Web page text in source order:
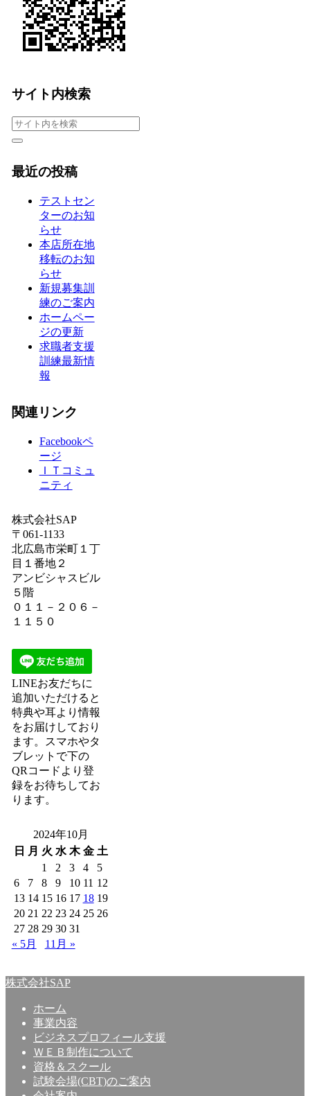
サイト内検索
最近の投稿
テストセン
ターのお知
らせ
本店所在地
移転のお知
らせ
新規募集訓
練のご案内
ホームペー
ジの更新
求職者支援
訓練最新情
報
関連リンク
Facebookペ
ージ
ＩＴコミュ
ニティ
株式会社SAP
〒061-1133
北広島市栄町１丁
目１番地２
アンビシャスビル
５階
０１１－２０６－
１１５０
LINEお友だちに
追加いただけると
特典や耳より情報
をお届けしており
ます。スマホやタ
ブレットで下の
QRコードより登
録をお待ちしてお
ります。
2024年10月
日
月 火 水 木 金 土
1
2 3 4
5
6
7 8 9 10 11 12
13 14 15 16 17 18 19
20 21 22 23 24 25 26
27 28 29 30 31
« 5月
11月 »
株式会社SAP
ホーム
事業内容
ビジネスプロフィール支援
ＷＥＢ制作について
資格＆スクール
試験会場(CBT)のご案内